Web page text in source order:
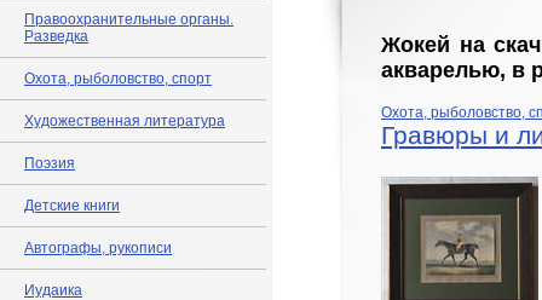
Правоохранительные органы.
Разведка
Охота, рыболовство, спорт
Художественная литература
Поэзия
Детские книги
Автографы, рукописи
Иудаика
Жокей на
акварелью, в
Охота, рыболовство,
Гравюры и